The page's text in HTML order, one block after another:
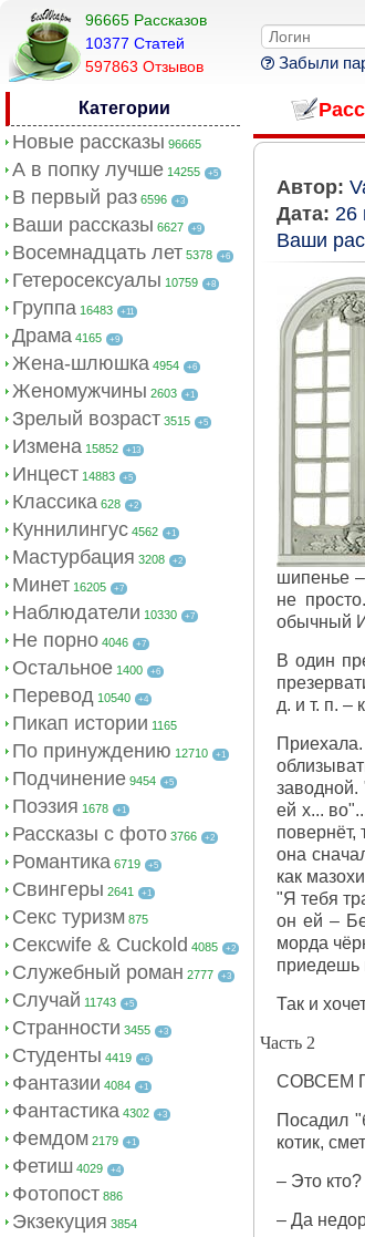
96665 Рассказов
10377 Cтатей
597863 Отзывов
Забыли
Категории
Новые рассказы 96665
А в попку лучше 14255 +5
В первый раз 6596 +3
Ваши рассказы 6627 +9
Восемнадцать лет 5378 +6
Гетеросексуалы 10759 +8
Группа 16483 +11
Драма 4165 +9
Жена-шлюшка 4954 +6
Женомужчины 2603 +1
Зрелый возраст 3515 +5
Измена 15852 +13
Инцест 14883 +5
Классика 628 +2
Куннилингус 4562 +1
Мастурбация 3208 +2
Минет 16205 +7
Наблюдатели 10330 +7
Не порно 4046 +7
Остальное 1400 +6
Перевод 10540 +4
Пикап истории 1165
По принуждению 12710 +1
Подчинение 9454 +5
Поэзия 1678 +1
Рассказы с фото 3766 +2
Романтика 6719 +5
Свингеры 2641 +1
Секс туризм 875
Сексwife & Cuckold 4085 +2
Служебный роман 2777 +3
Случай 11743 +5
Странности 3455 +3
Студенты 4419 +6
Фантазии 4084 +1
Фантастика 4302 +3
Фемдом 2179 +1
Фетиш 4029 +4
Фотопост 886
Экзекуция 3854
Автор:
Дата: 26
Ваши
шипенье
не
обычный
В один
д. и т. п. –
заводной.
ей х...
повернёт,
она
как
"Я тебя
он ей –
морда
приедешь
Так и
Часть 2
СОВСЕМ
Посадил
котик,
– Это
– Да